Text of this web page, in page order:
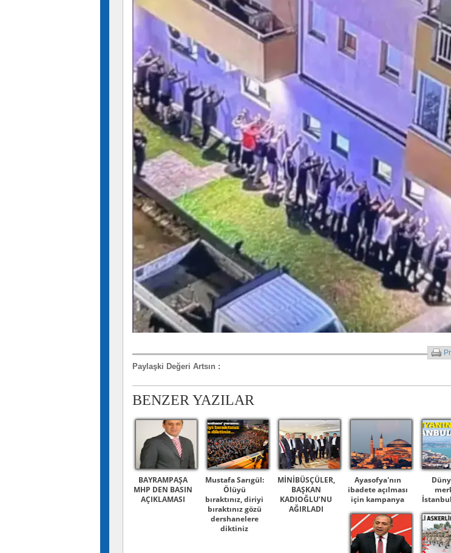
Paylaşki Değeri Artsın :
BENZER YAZILAR
BAYRAMPAŞA
MHP DEN BASIN
AÇIKLAMASI
Mustafa Sarıgül:
Ölüyü
bıraktınız, diriyi
bıraktınız gözü
dershanelere
diktiniz
MİNİBÜSÇÜLER,
BAŞKAN
KADIOĞLU’NU
AĞIRLADI
Ayasofya'nın
ibadete açılması
için kampanya